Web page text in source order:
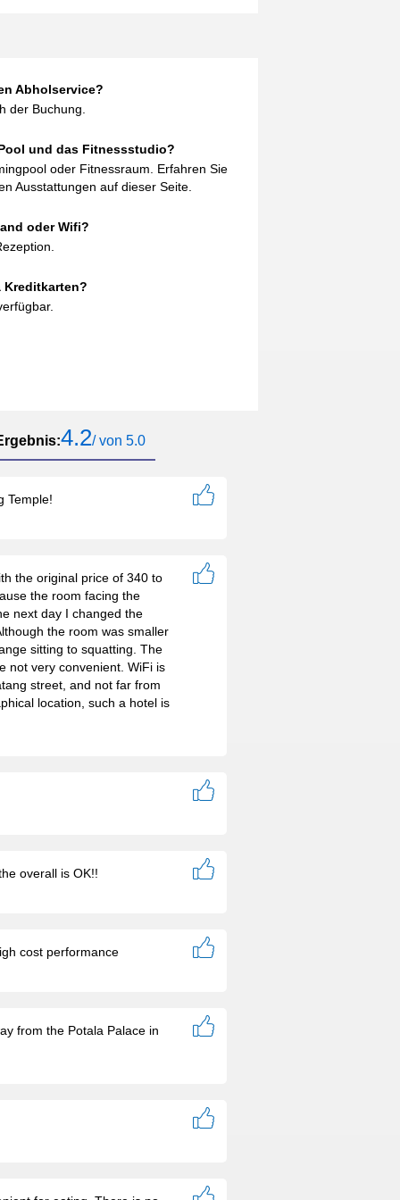
Abholservice?
der Buchung.
und das Fitnessstudio?
oder Fitnessraum. Erfahren Sie
Ausstattungen auf dieser Seite.
oder Wifi?
Kreditkarten?
4.2/ von 5.0
Temple!
the original price of 340 to
the room facing the
next day I changed the
the room was smaller
sitting to squatting. The
not very convenient. WiFi is
street, and not far from
location, such a hotel is
overall is OK!!
cost performance
from the Potala Palace in